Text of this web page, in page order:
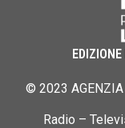
© 2023 AGENZIA
Radio –